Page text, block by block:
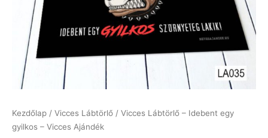
Kezdőlap / Vicces Lábtörlő / Vicces Lábtörlő – Idebent egy
gyilkos – Vicces Ajándék